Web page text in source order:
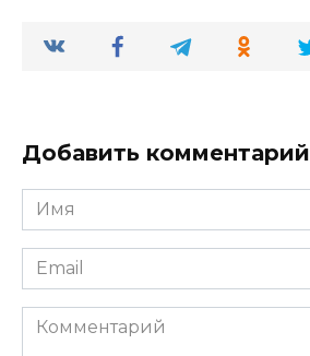
Добавить комментарий
Имя
*
Email
*
Комментарий